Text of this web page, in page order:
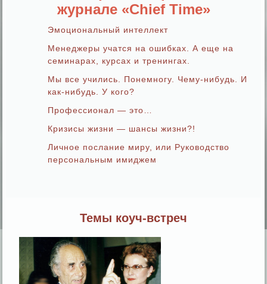
журнале «Chief Time»
Эмоциональный интеллект
Менеджеры учатся на ошибках. А еще на
семинарах, курсах и тренингах.
Мы все учились. Понемногу. Чему-нибудь. И
как-нибудь. У кого?
Профессионал — это…
Кризисы жизни — шансы жизни?!
Личное послание миру, или Руководство
персональным имиджем
Темы коуч-встреч